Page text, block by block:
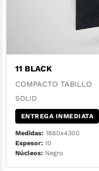
11 BLACK
COMPACTO TABILLO
SOLID
ENTREGA INMEDIATA
Medidas:1860x4300
Espesor:10
Núcleos:Negro